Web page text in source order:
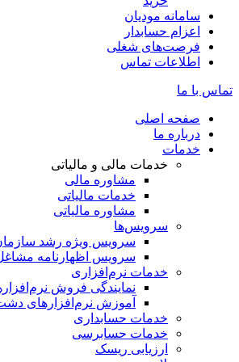
سامانه مودیان
اعزام حسابدار
فرصت‌های شغلی
اطلاعات تماس
تماس با ما
صفحه اصلی
درباره ما
خدمات
خدمات مالی و مالیاتی
مشاوره مالی
خدمات مالیاتی
مشاوره مالیاتی
سرویس‌ها
سرویس ویژه رشد
سرویس اظهارنامه
خدمات نرم‌افزاری
نمایندگی فروش
آموزش نرم‌افزارهای
خدمات حسابداری
خدمات حسابرسی
ارزیابی ریسک